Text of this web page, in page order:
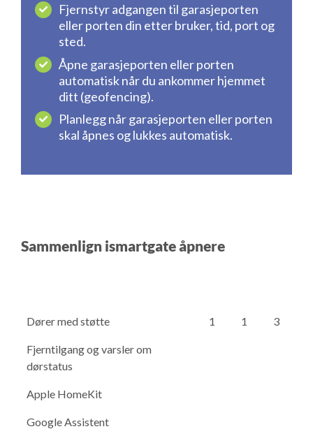
Fjernstyr adgangen til garasjeporten
eller porten din etter bruker, tid, port og
sted.
Åpne garasjeporten eller porten
automatisk når du ankommer hjemmet
ditt (geofencing).
Planlegg når garasjeporten eller porten
skal åpnes og lukkes automatisk.
Sammenlign ismartgate åpnere
Dører med støtte 1 1 3
Fjerntilgang og varsler om
dørstatus
Apple HomeKit
Google Assistent